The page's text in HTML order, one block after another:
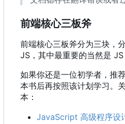
前端核心三板斧
前端核心三板斧分为三块，
JS ， 其中最重要的当然是 JS
如果你还是一位初学者，推
本书后再按照该计划学习。
本：
JavaScript 高级程序设